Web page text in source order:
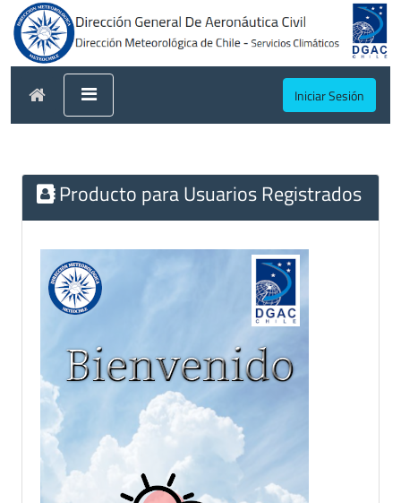
Iniciar Sesión
Producto para Usuarios Registrados